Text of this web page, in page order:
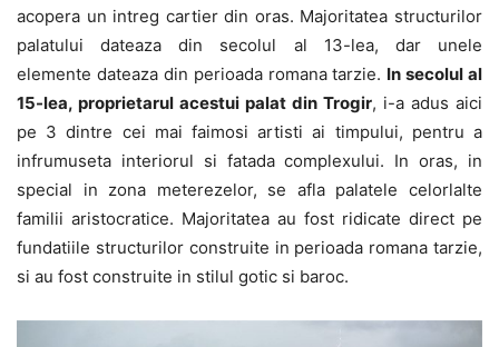
acopera un intreg cartier din oras. Majoritatea structurilor
palatului dateaza din secolul al 13-lea, dar unele
elemente dateaza din perioada romana tarzie. In secolul al
15-lea, proprietarul acestui palat din Trogir, i-a adus aici
pe 3 dintre cei mai faimosi artisti ai timpului, pentru a
infrumuseta interiorul si fatada complexului. In oras, in
special in zona meterezelor, se afla palatele celorlalte
familii aristocratice. Majoritatea au fost ridicate direct pe
fundatiile structurilor construite in perioada romana tarzie,
si au fost construite in stilul gotic si baroc.